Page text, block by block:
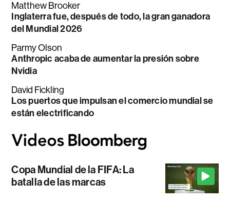
Matthew Brooker
Inglaterra fue, después de todo, la gran ganadora
del Mundial 2026
Parmy Olson
Anthropic acaba de aumentar la presión sobre
Nvidia
David Fickling
Los puertos que impulsan el comercio mundial se
están electrificando
Copa Mundial de la FIFA: La
batalla de las marcas